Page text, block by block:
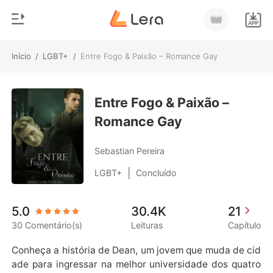
Início / LGBT+ / Entre Fogo & Paixão – Romance Gay
Histórico
Sair
Baixar App
Gênero
Moderno
Lobisomem
Contos
Bilionários
Entre Fogo & Paixão –
Romance Gay
Sebastian Pereira
LGBT+ Concluído
5.0
30 Comentário(s)
30.4K
Leituras
21
Capítulo
Conheça a história de Dean, um jovem que muda de cid
ade para ingressar na melhor universidade dos quatro